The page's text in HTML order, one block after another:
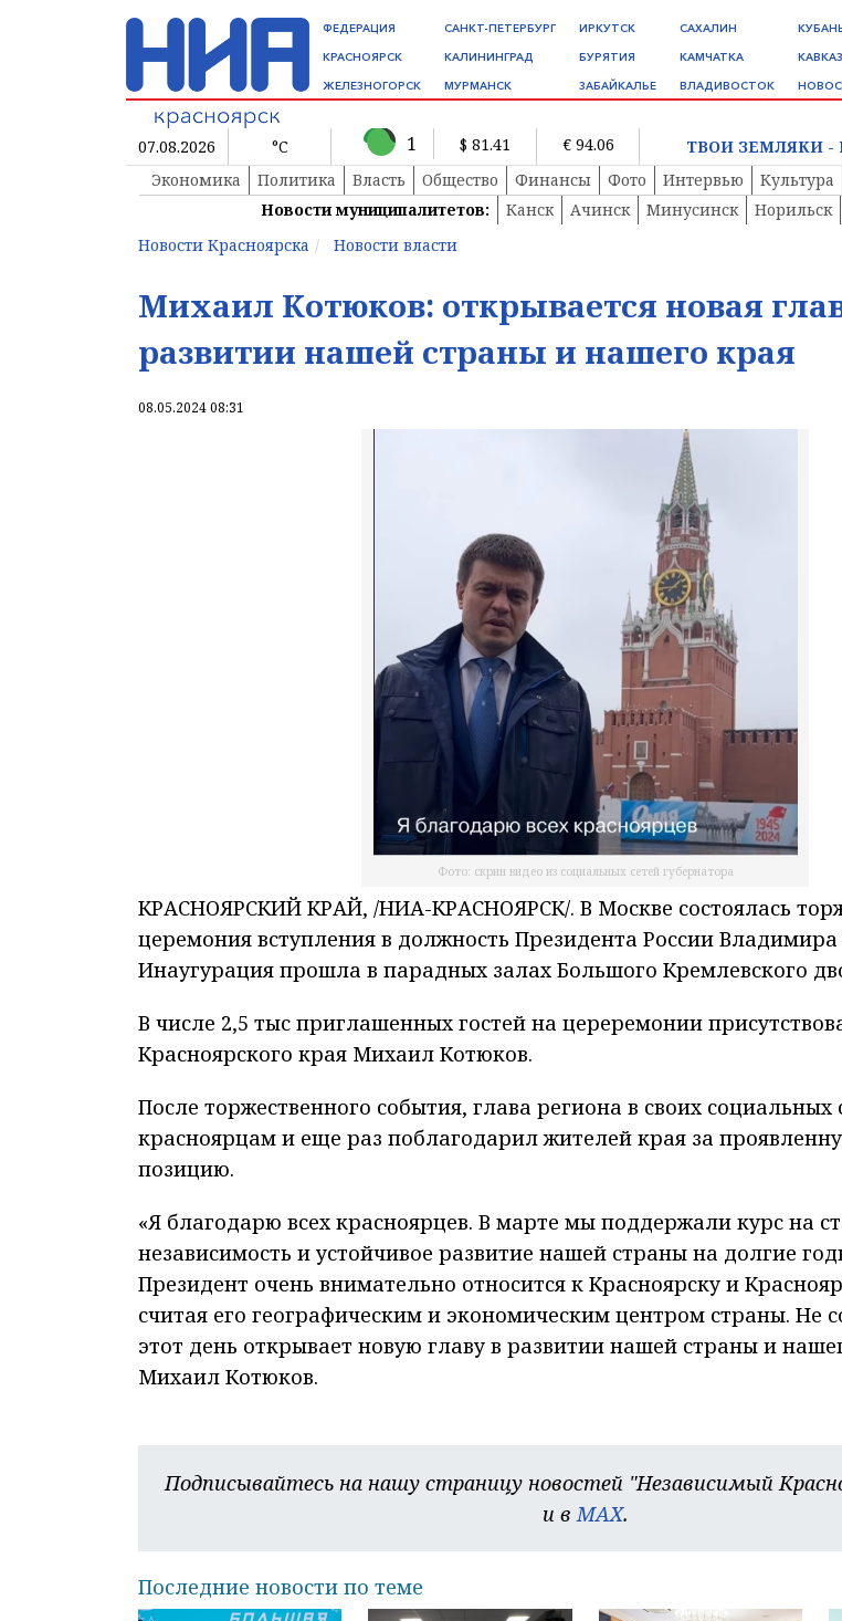
ФЕДЕРАЦИЯ
КРАСНОЯРСК
ЖЕЛЕЗНОГОРСК
САНКТ-ПЕТЕРБУРГ
КАЛИНИНГРАД
МУРМАНСК
ИРКУТСК
БУРЯТИЯ
ЗАБАЙКАЛЬЕ
САХАЛИН
КАМЧАТКА
ВЛАДИВОСТОК
КАВКАЗ
07.08.2026 °C 1 $ 81.41 € 94.06
ТВОИ ЗЕМЛЯКИ -
Экономика
Политика Власть Общество Финансы Фото Интервью Культура
Новости муниципалитетов:
Канск Ачинск Минусинск Норильск
Новости Красноярска
Новости власти
Михаил Котюков: открывается новая
развитии нашей страны и нашего края
08.05.2024 08:31
Фото: скрин видео из социальных сетей губернатора
КРАСНОЯРСКИЙ КРАЙ, /НИА-КРАСНОЯРСК/. В Москве состоялась
церемония вступления в должность Президента России
Инаугурация прошла в парадных залах Большого Кремлевского
В числе 2,5 тыс приглашенных гостей на цереремонии
Красноярского края Михаил Котюков.
После торжественного события, глава региона в своих социальных
красноярцам и еще раз поблагодарил жителей края за
позицию.
«Я благодарю всех красноярцев. В марте мы поддержали курс на
независимость и устойчивое развитие нашей страны на долгие
Президент очень внимательно относится к Красноярску и
считая его географическим и экономическим центром страны. Не
этот день открывает новую главу в развитии нашей страны и
Михаил Котюков.
Подписывайтесь на нашу страницу новостей "Независимый
и вMAX.
Последние новости по теме